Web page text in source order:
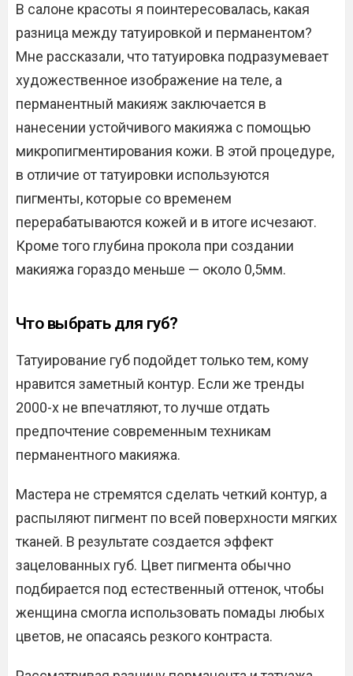
В салоне красоты я поинтересовалась, какая
разница между татуировкой и перманентом?
Мне рассказали, что татуировка подразумевает
художественное изображение на теле, а
перманентный макияж заключается в
нанесении устойчивого макияжа с помощью
микропигментирования кожи. В этой процедуре,
в отличие от татуировки используются
пигменты, которые со временем
перерабатываются кожей и в итоге исчезают.
Кроме того глубина прокола при создании
макияжа гораздо меньше — около 0,5мм.
Что выбрать для губ?
Татуирование губ подойдет только тем, кому
нравится заметный контур. Если же тренды
2000-х не впечатляют, то лучше отдать
предпочтение современным техникам
перманентного макияжа.
Мастера не стремятся сделать четкий контур, а
распыляют пигмент по всей поверхности мягких
тканей. В результате создается эффект
зацелованных губ. Цвет пигмента обычно
подбирается под естественный оттенок, чтобы
женщина смогла использовать помады любых
цветов, не опасаясь резкого контраста.